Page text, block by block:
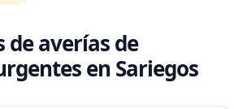
de averías de
en Sariegos